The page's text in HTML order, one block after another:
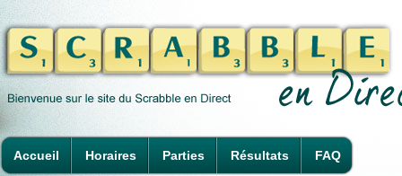
Accueil Horaires Parties Résultats FAQ